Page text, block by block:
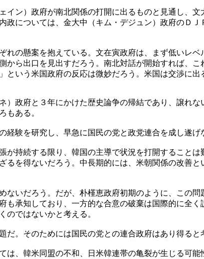
イン）政府が南北関係の打開に出るものと見通し、
政については、金大中（キム・デジュン）政府のＤ
の懸案を抱えている。文在寅政府は、まず低いレ
から出口を見出すだろう。南北対話が開始すれば、
いう米国政府の反応は微妙だろう。米国は交渉に出
）政府と３年にかけた歴史論争の帰結であり、譲れ
もある。
験を研究し、早急に国民の党と政党連合を成し遂
持続する限り、韓国の主導で状況を打開すること
を得ないだろう。中長期的には、米朝関係の改善
ないだろう。だが、朴槿恵政府初期のように、この
も承知しており、一方的な合意の破棄は国際的に全
のではないかと考える。
。そのためには国民の党との連合政府はあり得ると
、韓米同盟の不和、日米韓連帯の亀裂が生じる可